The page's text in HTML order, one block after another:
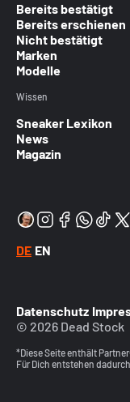
Bereits bestätigt
Bereits erschienen
Nicht bestätigt
Marken
Modelle
Wissen
Sneaker Lexikon
News
Magazin
DE EN
Datenschutz
© 2026 Dead Stock
*Diese Seite enthält
Für Dich entstehen